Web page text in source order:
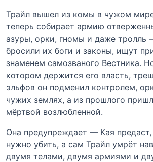
Трайл вышел из комы в чужом
теперь собирает армию
азуры, орки, гномы и даже тролль
бросили их боги и законы, ищут
знаменем самозваного Вестника.
котором держится его власть,
эльфов он подменил контролем,
чужих землях, а из прошлого
мёртвой возлюбленной.
Она предупреждает — Кая
нужно убить, а сам Трайл умрёт
двумя телами, двумя армиями и